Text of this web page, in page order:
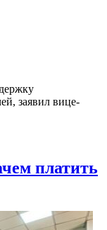
заявил вице-
платить